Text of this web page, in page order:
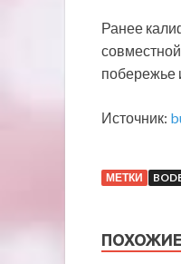
Ранее
побережье
Источник:
МЕТКИ